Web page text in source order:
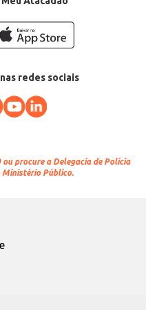
redes sociais
ou procure a Delegacia de Polícia
Ministério Público.